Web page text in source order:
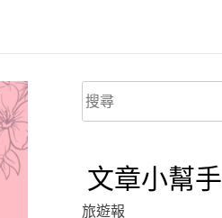
搜
尋
文章小幫手
旅遊報